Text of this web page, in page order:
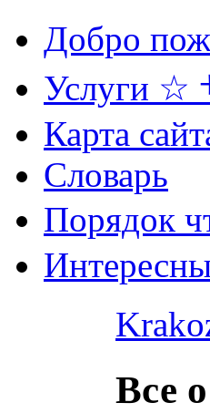
Добро
Услуги ☆
Карта
Словарь
Порядок
Все